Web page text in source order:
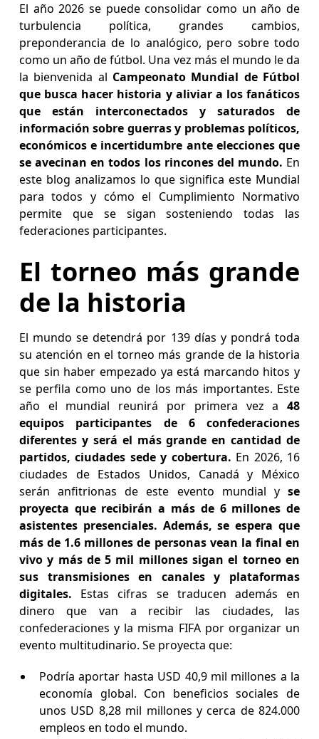
El año 2026 se puede consolidar como un año de
turbulencia política, grandes cambios,
preponderancia de lo analógico, pero sobre todo
como un año de fútbol. Una vez más el mundo le da
la bienvenida al Campeonato Mundial de Fútbol
que busca hacer historia y aliviar a los fanáticos
que están interconectados y saturados de
información sobre guerras y problemas políticos,
económicos e incertidumbre ante elecciones que
se avecinan en todos los rincones del mundo. En
este blog analizamos lo que significa este Mundial
para todos y cómo el Cumplimiento Normativo
permite que se sigan sosteniendo todas las
federaciones participantes.
El torneo más grande
de la historia
El mundo se detendrá por 139 días y pondrá toda
su atención en el torneo más grande de la historia
que sin haber empezado ya está marcando hitos y
se perfila como uno de los más importantes. Este
año el mundial reunirá por primera vez a48
equipos participantes de 6 confederaciones
diferentes y será el más grande en cantidad de
partidos, ciudades sede y cobertura. En 2026, 16
ciudades de Estados Unidos, Canadá y México
serán anfitrionas de este evento mundial yse
proyecta que recibirán a más de 6 millones de
asistentes presenciales. Además, se espera que
más de 1.6 millones de personas vean la final en
vivo y más de 5 mil millones sigan el torneo en
sus transmisiones en canales y plataformas
digitales. Estas cifras se traducen además en
dinero que van a recibir las ciudades, las
confederaciones y la misma FIFA por organizar un
evento multitudinario. Se proyecta que:
Podría aportar hasta USD 40,9 mil millones a la
economía global. Con beneficios sociales de
unos USD 8,28 mil millones y cerca de 824.000
empleos en todo el mundo.